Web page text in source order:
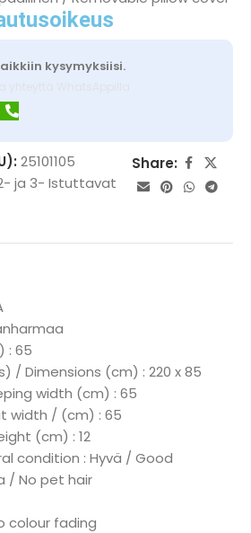
kysymyksiisi.
yhteyttä WhatsAppilla
25101105
ja 3- Istuttavat
Share:
: 65
/ Dimensions (cm) : 220 x 85
width (cm) : 65
width / (cm) : 65
(cm) : 12
condition : Hyvä / Good
/ No pet hair
colour fading